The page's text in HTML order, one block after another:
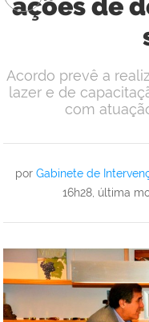
por Gabinete de
16h28 última
Acordo prevê a
lazer e de
com